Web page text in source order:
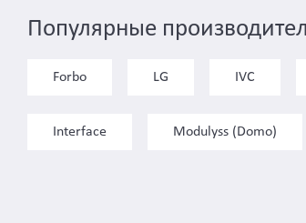
Популярные
Forbo LG IVC
Interface Modulyss (Domo)